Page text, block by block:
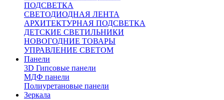
ПОДСВЕТКА
СВЕТОДИОДНАЯ ЛЕНТА
АРХИТЕКТУРНАЯ ПОДСВЕТКА
ДЕТСКИЕ СВЕТИЛЬНИКИ
НОВОГОДНИЕ ТОВАРЫ
УПРАВЛЕНИЕ СВЕТОМ
Панели
3D Гипсовые панели
МДФ панели
Полиуретановые панели
Зеркала